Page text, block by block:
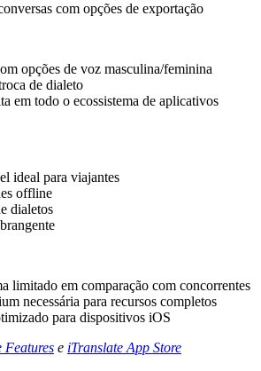
com opções de exportação
opções de voz masculina/feminina
de dialeto
em todo o ecossistema de aplicativos
ideal para viajantes
offline
dialetos
limitado em comparação com concorrentes
necessária para recursos completos
para dispositivos iOS
Features e iTranslate App Store